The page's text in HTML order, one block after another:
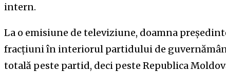
intern.
La o emisiune de televiziune, doamna
fracțiuni în interiorul partidului de
totală peste partid, deci peste Republica